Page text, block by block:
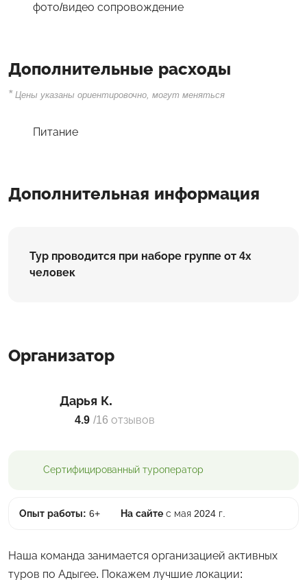
фото/видео сопровождение
Дополнительные расходы
* Цены указаны ориентировочно, могут меняться
Питание
Дополнительная информация
Тур проводится при наборе группе от 4х
человек
Организатор
Дарья К.
4.9 /16 отзывов
Сертифицированный туроператор
Опыт работы: 6+ На сайте с мая 2024 г.
Наша команда занимается организацией активных
туров по Адыгее. Покажем лучшие локации: